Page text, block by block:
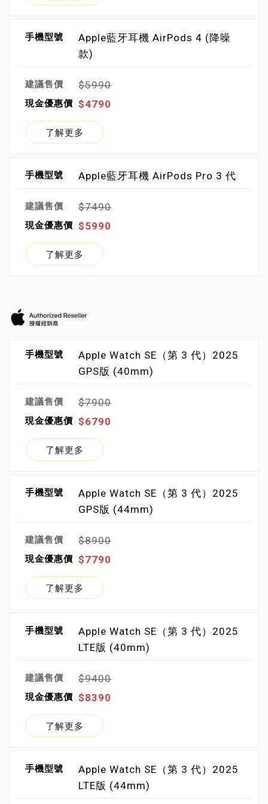
Apple藍牙耳機 AirPods 4 (降噪
款)
$5990
$4790
了解更多
Apple藍牙耳機 AirPods Pro 3 代
$7490
$5990
了解更多
Apple Watch SE（第 3 代）2025
GPS版 (40mm)
$7900
$6790
了解更多
Apple Watch SE（第 3 代）2025
GPS版 (44mm)
$8900
$7790
了解更多
Apple Watch SE（第 3 代）2025
LTE版 (40mm)
$9400
$8390
了解更多
Apple Watch SE（第 3 代）2025
LTE版 (44mm)